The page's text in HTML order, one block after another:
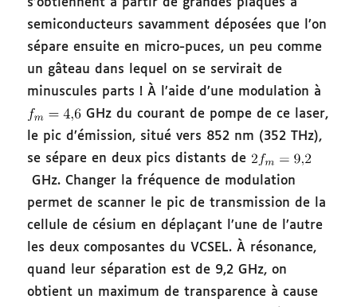
s’obtiennent à partir de grandes plaques à
semiconducteurs savamment déposées que l’on
sépare ensuite en micro-puces, un peu comme
un gâteau dans lequel on se servirait de
minuscules parts ! À l’aide d’une modulation à
GHz du courant de pompe de ce laser,
le pic d’émission, situé vers 852 nm (352 THz),
se sépare en deux pics distants de
GHz. Changer la fréquence de modulation
permet de scanner le pic de transmission de la
cellule de césium en déplaçant l’une de l’autre
les deux composantes du VCSEL. À résonance,
quand leur séparation est de 9,2 GHz, on
obtient un maximum de transparence à cause